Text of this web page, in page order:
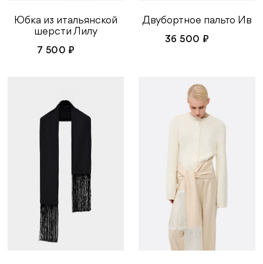
Юбка из итальянской
шерсти Лилу
7 500 ₽
Двубортное пальто Ив
36 500 ₽